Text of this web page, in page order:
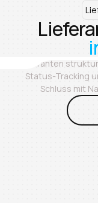
Startseite
Produkt
Lieferanten in
Lieferanten
Status-Tracking
Schluss mit